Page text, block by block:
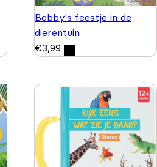
Bobby's feestje in de
dierentuin
€3,99